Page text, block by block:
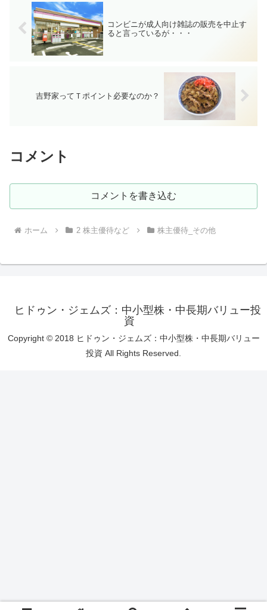
コンビニが成人向け雑誌の販売を中止す
ると言っているが・・・
吉野家ってＴポイント必要なのか？
コメント
コメントを書き込む
ホーム 2 株主優待など 株主優待_その他
ヒドゥン・ジェムズ：中小型株・中長期バリュー投
資
Copyright © 2018 ヒドゥン・ジェムズ：中小型株・中長期バリュー
投資 All Rights Reserved.